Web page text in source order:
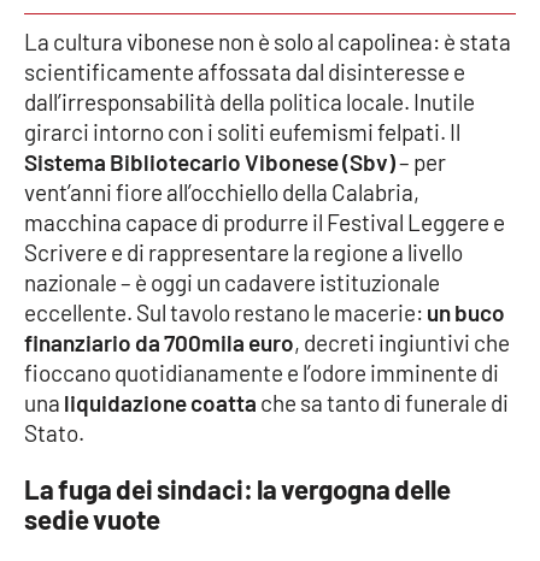
VIDEO
Ambiente
Cronaca
Cultura
Economia e Lavoro
Politica
Società
La cultura vibonese non è solo al capolinea: è stata
scientificamente affossata dal disinteresse e
dall’irresponsabilità della politica locale. Inutile
girarci intorno con i soliti eufemismi felpati. Il
Sistema Bibliotecario Vibonese (Sbv)– per
vent’anni fiore all’occhiello della Calabria,
macchina capace di produrre il Festival Leggere e
Scrivere e di rappresentare la regione a livello
nazionale – è oggi un cadavere istituzionale
eccellente. Sul tavolo restano le macerie: un buco
finanziario da 700mila euro, decreti ingiuntivi che
fioccano quotidianamente e l’odore imminente di
una liquidazione coatta che sa tanto di funerale di
Stato.
La fuga dei sindaci: la vergogna delle
sedie vuote